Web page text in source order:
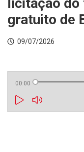
gratuito de
09/07/2026
00:00